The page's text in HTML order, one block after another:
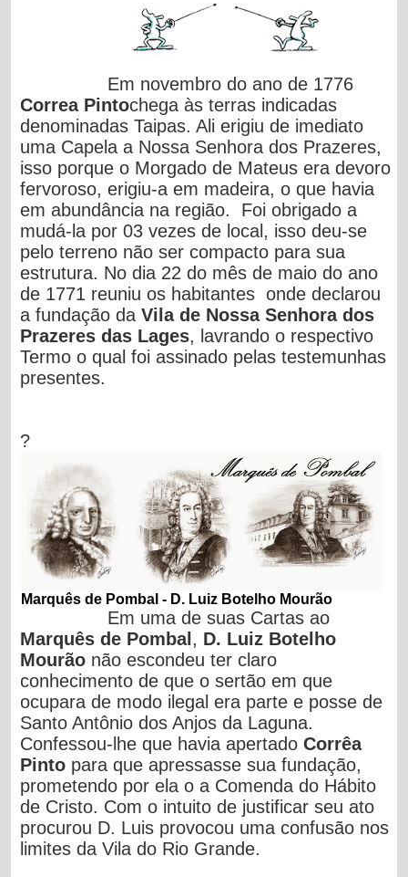
Em novembro do ano de 1776
Correa Pintochega às terras indicadas
denominadas Taipas. Ali erigiu de imediato
uma Capela a Nossa Senhora dos Prazeres,
isso porque o Morgado de Mateus era devoro
fervoroso, erigiu-a em madeira, o que havia
em abundância na região. Foi obrigado a
mudá-la por 03 vezes de local, isso deu-se
pelo terreno não ser compacto para sua
estrutura. No dia 22 do mês de maio do ano
de 1771 reuniu os habitantes onde declarou
a fundação daVila de Nossa Senhora dos
Prazeres das Lages, lavrando o respectivo
Termo o qual foi assinado pelas testemunhas
presentes.
?
Marquês de Pombal - D. Luiz Botelho Mourão
Em uma de suas Cartas ao
Marquês de Pombal , D. Luiz Botelho
Mourão não escondeu ter claro
conhecimento de que o sertão em que
ocupara de modo ilegal era parte e posse de
Santo Antônio dos Anjos da Laguna.
Confessou-lhe que havia apertadoCorrêa
Pinto para que apressasse sua fundação,
prometendo por ela o a Comenda do Hábito
de Cristo. Com o intuito de justificar seu ato
procurou D. Luis provocou uma confusão nos
limites da Vila do Rio Grande.